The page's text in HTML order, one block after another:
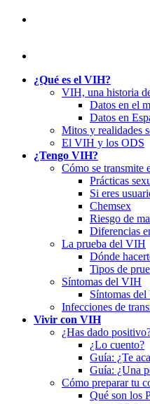
¿Qué es el VIH?
VIH, una historia
Datos en el
Datos en
Mitos y realidades
El VIH y los ODS
¿Tengo VIH?
Cómo se transmite
Prácticas
Si eres
Chemsex
Riesgo de
Diferencias
La prueba del VIH
Dónde
Tipos de
Síntomas del VIH
Síntomas
Infecciones de
Vivir con VIH
¿Has dado
¿Lo cuento?
Guía: ¿Te
Guía: ¿Una
Cómo preparar tu
Qué son los